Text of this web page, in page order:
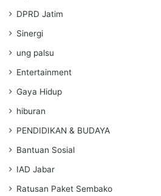
DPRD Jatim
Sinergi
ung palsu
Entertainment
Gaya Hidup
hiburan
PENDIDIKAN & BUDAYA
Bantuan Sosial
IAD Jabar
Ratusan Paket Sembako